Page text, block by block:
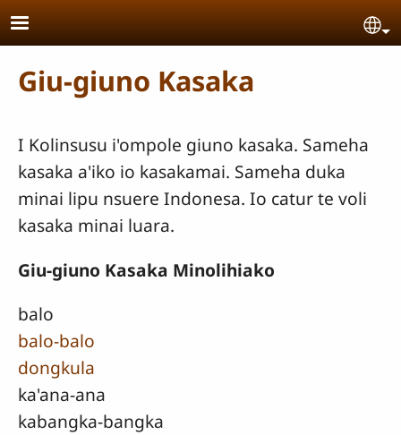
Skip to main content
Giu-giuno Kasaka
I Kolinsusu i'ompole giuno kasaka. Sameha
kasaka a'iko io kasakamai. Sameha duka
minai lipu nsuere Indonesa. Io catur te voli
kasaka minai luara.
Giu-giuno Kasaka Minolihiako
balo
balo-balo
dongkula
ka'ana-ana
kabangka-bangka